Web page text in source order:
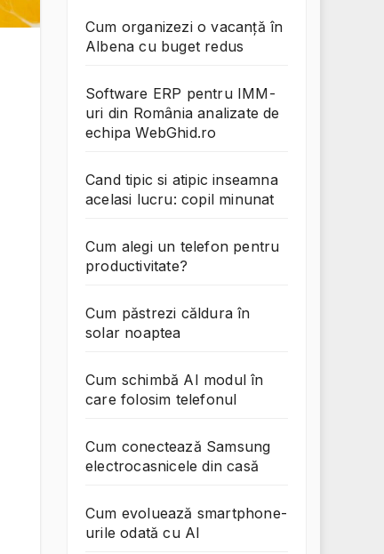
Cum organizezi o vacanță în
Albena cu buget redus
Software ERP pentru IMM-
uri din România analizate de
echipa WebGhid.ro
Cand tipic si atipic inseamna
acelasi lucru: copil minunat
Cum alegi un telefon pentru
productivitate?
Cum păstrezi căldura în
solar noaptea
Cum schimbă AI modul în
care folosim telefonul
Cum conectează Samsung
electrocasnicele din casă
Cum evoluează smartphone-
urile odată cu AI